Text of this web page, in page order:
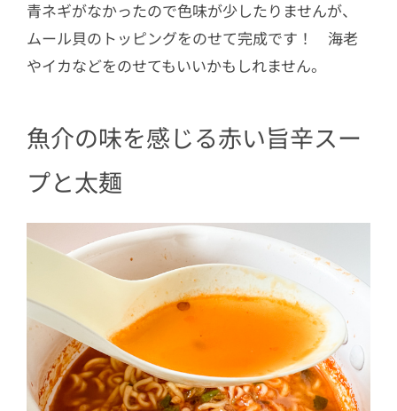
青ネギがなかったので色味が少したりませんが、
ムール貝のトッピングをのせて完成です！ 海老
やイカなどをのせてもいいかもしれません。
魚介の味を感じる赤い旨辛スー
プと太麺